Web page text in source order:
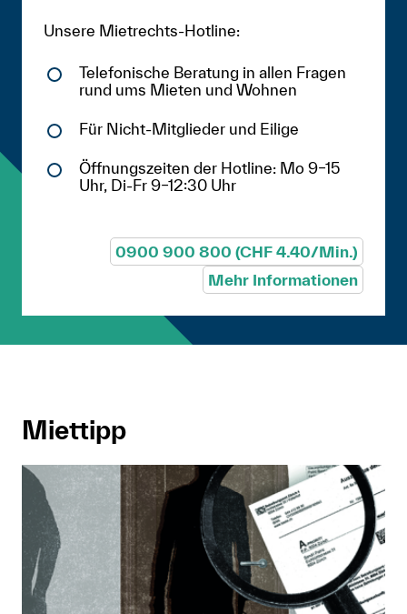
Unsere Mietrechts-Hotline:
Telefonische Beratung in allen Fragen
rund ums Mieten und Wohnen
Für Nicht-Mitglieder und Eilige
Öffnungszeiten der Hotline: Mo 9–15
Uhr, Di-Fr 9–12:30 Uhr
0900 900 800 (CHF 4.40/Min.)
Mehr Informationen
Miettipp